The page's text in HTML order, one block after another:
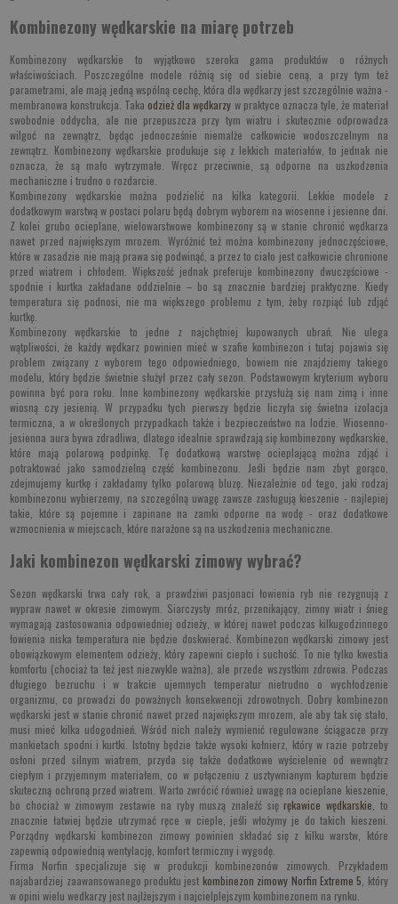
Kombinezony wędkarskie na miarę potrzeb
Kombinezony wędkarskie to wyjątkowo szeroka gama produktów o różnych
właściwościach. Poszczególne modele różnią się od siebie ceną, a przy tym też
parametrami, ale mają jedną wspólną cechę, która dla wędkarzy jest szczególnie ważna -
membranowa konstrukcja. Taka odzież dla wędkarzy w praktyce oznacza tyle, że materiał
swobodnie oddycha, ale nie przepuszcza przy tym wiatru i skutecznie odprowadza
wilgoć na zewnątrz, będąc jednocześnie niemalże całkowicie wodoszczelnym na
zewnątrz. Kombinezony wędkarskie produkuje się z lekkich materiałów, to jednak nie
oznacza, że są mało wytrzymałe. Wręcz przeciwnie, są odporne na uszkodzenia
mechaniczne i trudno o rozdarcie.
Kombinezony wędkarskie można podzielić na kilka kategorii. Lekkie modele z
dodatkowym warstwą w postaci polaru będą dobrym wyborem na wiosenne i jesienne dni.
Z kolei grubo ocieplane, wielowarstwowe kombinezony są w stanie chronić wędkarza
nawet przed największym mrozem. Wyróżnić też można kombinezony jednoczęściowe,
które w zasadzie nie mają prawa się podwinąć, a przez to ciało jest całkowicie chronione
przed wiatrem i chłodem. Większość jednak preferuje kombinezony dwuczęściowe -
spodnie i kurtka zakładane oddzielnie – bo są znacznie bardziej praktyczne. Kiedy
temperatura się podnosi, nie ma większego problemu z tym, żeby rozpiąć lub zdjąć
kurtkę.
Kombinezony wędkarskie to jedne z najchętniej kupowanych ubrań. Nie ulega
wątpliwości, że każdy wędkarz powinien mieć w szafie kombinezon i tutaj pojawia się
problem związany z wyborem tego odpowiedniego, bowiem nie znajdziemy takiego
modelu, który będzie świetnie służył przez cały sezon. Podstawowym kryterium wyboru
powinna być pora roku. Inne kombinezony wędkarskie przysłużą się nam zimą i inne
wiosną czy jesienią. W przypadku tych pierwszy będzie liczyła się świetna izolacja
termiczna, a w określonych przypadkach także i bezpieczeństwo na lodzie. Wiosenno-
jesienna aura bywa zdradliwa, dlatego idealnie sprawdzają się kombinezony wędkarskie,
które mają polarową podpinkę. Tę dodatkową warstwę ocieplającą można zdjąć i
potraktować jako samodzielną część kombinezonu. Jeśli będzie nam zbyt gorąco,
zdejmujemy kurtkę i zakładamy tylko polarową bluzę. Niezależnie od tego, jaki rodzaj
kombinezonu wybierzemy, na szczególną uwagę zawsze zasługują kieszenie - najlepiej
takie, które są pojemne i zapinane na zamki odporne na wodę - oraz dodatkowe
wzmocnienia w miejscach, które narażone są na uszkodzenia mechaniczne.
Jaki kombinezon wędkarski zimowy wybrać?
Sezon wędkarski trwa cały rok, a prawdziwi pasjonaci łowienia ryb nie rezygnują z
wypraw nawet w okresie zimowym. Siarczysty mróz, przenikający, zimny wiatr i śnieg
wymagają zastosowania odpowiedniej odzieży, w której nawet podczas kilkugodzinnego
łowienia niska temperatura nie będzie doskwierać. Kombinezon wędkarski zimowy jest
obowiązkowym elementem odzieży, który zapewni ciepło i suchość. To nie tylko kwestia
komfortu (chociaż ta też jest niezwykle ważna), ale przede wszystkim zdrowia. Podczas
długiego bezruchu i w trakcie ujemnych temperatur nietrudno o wychłodzenie
organizmu, co prowadzi do poważnych konsekwencji zdrowotnych. Dobry kombinezon
wędkarski jest w stanie chronić nawet przed największym mrozem, ale aby tak się stało,
musi mieć kilka udogodnień. Wśród nich należy wymienić regulowane ściągacze przy
mankietach spodni i kurtki. Istotny będzie także wysoki kołnierz, który w razie potrzeby
osłoni przed silnym wiatrem, przyda się także dodatkowe wyścielenie od wewnątrz
ciepłym i przyjemnym materiałem, co w połączeniu z usztywnianym kapturem będzie
skuteczną ochroną przed wiatrem. Warto zwrócić również uwagę na ocieplane kieszenie,
bo chociaż w zimowym zestawie na ryby muszą znaleźć się rękawice wędkarskie , to
znacznie łatwiej będzie utrzymać ręce w cieple, jeśli włożymy je do takich kieszeni.
Porządny wędkarski kombinezon zimowy powinien składać się z kilku warstw, które
zapewnią odpowiednią wentylację, komfort termiczny i wygodę.
Firma Norfin specjalizuje się w produkcji kombinezonów zimowych. Przykładem
najabardziej zaawansowanego produktu jest kombinezon zimowy Norfin Extreme 5 , który
w opini wielu wedkarzy jest najlżejszym i najcielplejszym kombinezonem na rynku.